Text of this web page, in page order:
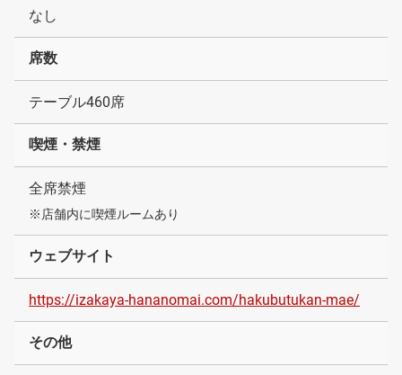
なし
席数
テーブル460席
喫煙・禁煙
全席禁煙
※店舗内に喫煙ルームあり
ウェブサイト
https://izakaya-hananomai.com/hakubutukan-mae/
その他